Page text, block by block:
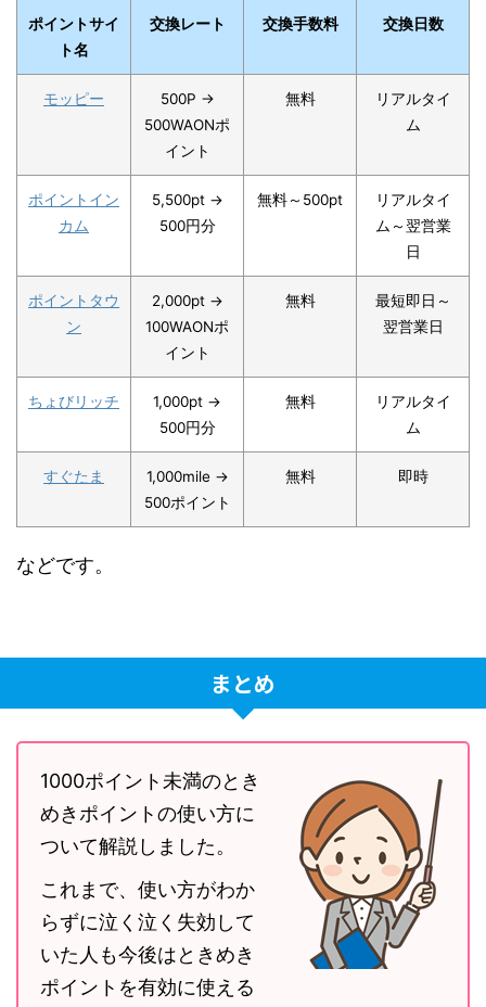
ポイントサイ
ト名
交換レート 交換手数料 交換日数
モッピー
500P →
500WAONポ
イント
無料
リアルタイ
ム
ポイントイン
カム
5,500pt →
500円分
無料～500pt
リアルタイ
ム～翌営業
日
ポイントタウ
ン
2,000pt →
100WAONポ
イント
無料
最短即日～
翌営業日
ちょびリッチ
1,000pt →
500円分
無料
リアルタイ
ム
すぐたま
1,000mile →
500ポイント
無料 即時
などです。
まとめ
1000ポイント未満のとき
めきポイントの使い方に
ついて解説しました。
これまで、使い方がわか
らずに泣く泣く失効して
いた人も今後はときめき
ポイントを有効に使える